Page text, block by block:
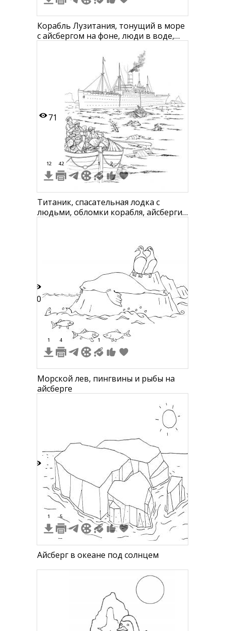
Корабль Лузитания, тонущий в море
с айсбергом на фоне, люди в воде,
кораблю, четыре трубы, флаг на
71
12 42 1 2
Титаник, спасательная лодка с
людьми, обломки корабля, айсберги
10
1 4 1
Морской лев, пингвины и рыбы на
айсберге
1 5
Айсберг в океане под солнцем